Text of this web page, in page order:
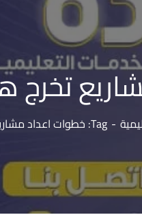
تخرج
Tag: خطوات اعداد مشاريع تخرج هندسة معمارية